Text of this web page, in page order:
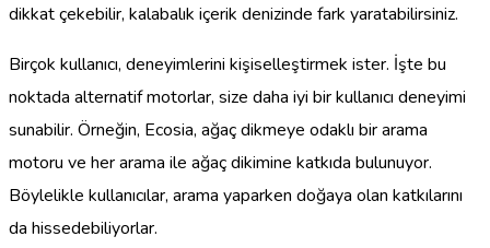
dikkat çekebilir, kalabalık içerik denizinde fark yaratabilirsiniz.
Birçok kullanıcı, deneyimlerini kişiselleştirmek ister. İşte bu
noktada alternatif motorlar, size daha iyi bir kullanıcı deneyimi
sunabilir. Örneğin, Ecosia, ağaç dikmeye odaklı bir arama
motoru ve her arama ile ağaç dikimine katkıda bulunuyor.
Böylelikle kullanıcılar, arama yaparken doğaya olan katkılarını
da hissedebiliyorlar.